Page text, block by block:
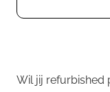
Wil jij refurbished